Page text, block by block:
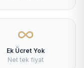
Ek Ücret Yok
Net tek fiyat